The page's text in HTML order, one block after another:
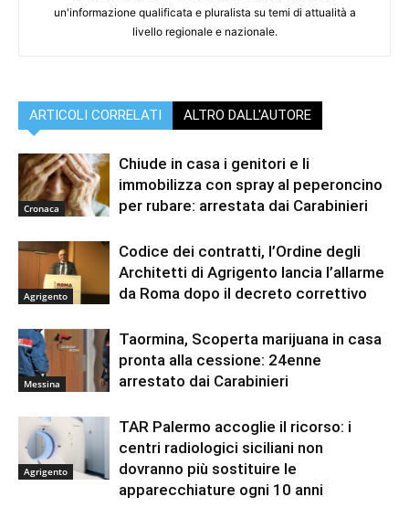
un'informazione qualificata e pluralista su temi di attualità a
livello regionale e nazionale.
ARTICOLI CORRELATI ALTRO DALL'AUTORE
Cronaca
Chiude in casa i genitori e li
immobilizza con spray al peperoncino
per rubare: arrestata dai Carabinieri
Agrigento
Codice dei contratti, l’Ordine degli
Architetti di Agrigento lancia l’allarme
da Roma dopo il decreto correttivo
Messina
Taormina, Scoperta marijuana in casa
pronta alla cessione: 24enne
arrestato dai Carabinieri
Agrigento
TAR Palermo accoglie il ricorso: i
centri radiologici siciliani non
dovranno più sostituire le
apparecchiature ogni 10 anni